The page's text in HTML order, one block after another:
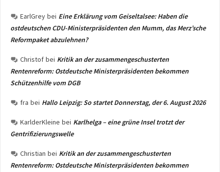
EarlGrey bei Eine Erklärung vom Geiseltalsee: Haben die
ostdeutschen CDU-Ministerpräsidenten den Mumm, das Merz’sche
Reformpaket abzulehnen?
Christof bei Kritik an der zusammengeschusterten
Rentenreform: Ostdeutsche Ministerpräsidenten bekommen
Schützenhilfe vom DGB
fra bei Hallo Leipzig: So startet Donnerstag, der 6. August 2026
KarlderKleine bei Karlhelga – eine grüne Insel trotzt der
Gentrifizierungswelle
Christian bei Kritik an der zusammengeschusterten
Rentenreform: Ostdeutsche Ministerpräsidenten bekommen